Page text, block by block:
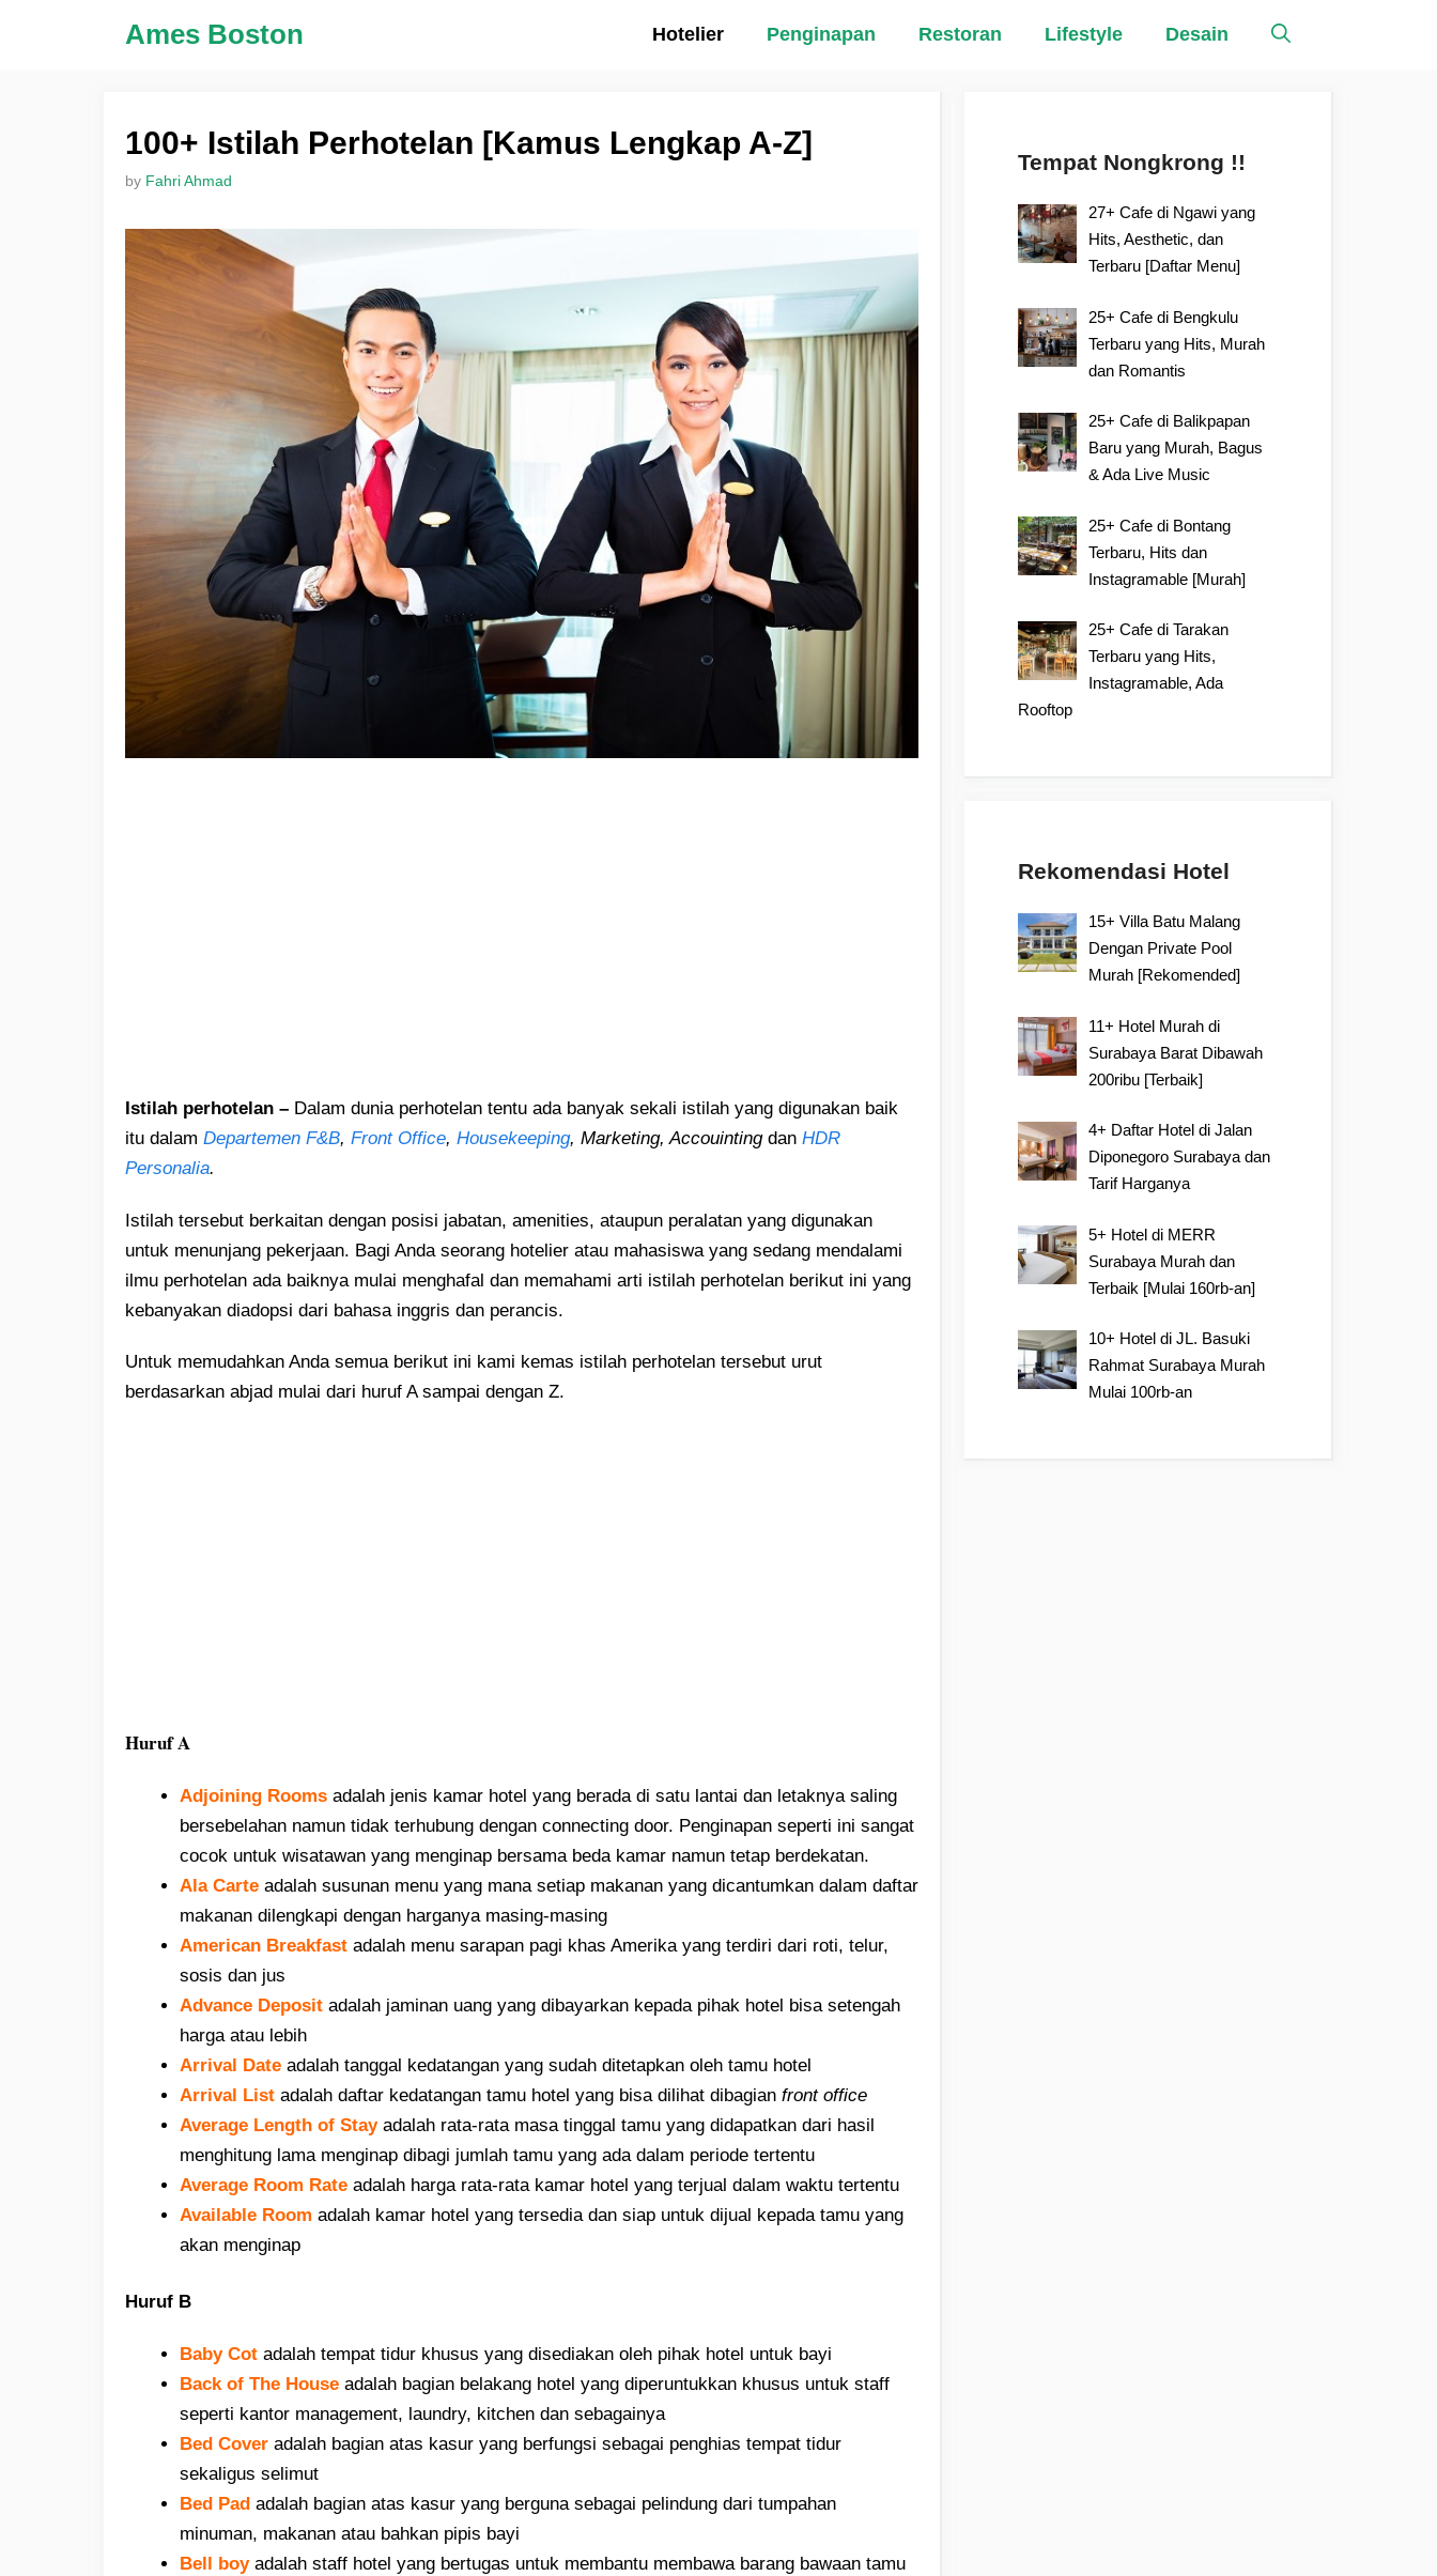
Ames Boston Hotelier Penginapan Restoran Lifestyle Desain
100+ Istilah Perhotelan [Kamus Lengkap A-Z]
by Fahri Ahmad
Istilah perhotelan – Dalam dunia perhotelan tentu ada banyak sekali istilah yang digunakan baik
itu dalam Departemen F&B, Front Office, Housekeeping, Marketing, Accouinting dan HDR
Personalia.
Istilah tersebut berkaitan dengan posisi jabatan, amenities, ataupun peralatan yang digunakan
untuk menunjang pekerjaan. Bagi Anda seorang hotelier atau mahasiswa yang sedang mendalami
ilmu perhotelan ada baiknya mulai menghafal dan memahami arti istilah perhotelan berikut ini yang
kebanyakan diadopsi dari bahasa inggris dan perancis.
Untuk memudahkan Anda semua berikut ini kami kemas istilah perhotelan tersebut urut
berdasarkan abjad mulai dari huruf A sampai dengan Z.
Huruf A
Adjoining Rooms adalah jenis kamar hotel yang berada di satu lantai dan letaknya saling
bersebelahan namun tidak terhubung dengan connecting door. Penginapan seperti ini sangat
cocok untuk wisatawan yang menginap bersama beda kamar namun tetap berdekatan.
Ala Carte adalah susunan menu yang mana setiap makanan yang dicantumkan dalam daftar
makanan dilengkapi dengan harganya masing-masing
American Breakfast adalah menu sarapan pagi khas Amerika yang terdiri dari roti, telur,
sosis dan jus
Advance Deposit adalah jaminan uang yang dibayarkan kepada pihak hotel bisa setengah
harga atau lebih
Arrival Date adalah tanggal kedatangan yang sudah ditetapkan oleh tamu hotel
Arrival List adalah daftar kedatangan tamu hotel yang bisa dilihat dibagian front office
Average Length of Stayadalah rata-rata masa tinggal tamu yang didapatkan dari hasil
menghitung lama menginap dibagi jumlah tamu yang ada dalam periode tertentu
Average Room Rate adalah harga rata-rata kamar hotel yang terjual dalam waktu tertentu
Available Room adalah kamar hotel yang tersedia dan siap untuk dijual kepada tamu yang
akan menginap
Huruf B
Baby Cot adalah tempat tidur khusus yang disediakan oleh pihak hotel untuk bayi
Back of The House adalah bagian belakang hotel yang diperuntukkan khusus untuk staff
seperti kantor management, laundry, kitchen dan sebagainya
Bed Cover adalah bagian atas kasur yang berfungsi sebagai penghias tempat tidur
sekaligus selimut
Bed Pad adalah bagian atas kasur yang berguna sebagai pelindung dari tumpahan
minuman, makanan atau bahkan pipis bayi
Bell boyadalah staff hotel yang bertugas untuk membantu membawa barang bawaan tamu
Tempat Nongkrong !!
27+ Cafe di Ngawi yang
Hits, Aesthetic, dan
Terbaru [Daftar Menu]
25+ Cafe di Bengkulu
Terbaru yang Hits, Murah
dan Romantis
25+ Cafe di Balikpapan
Baru yang Murah, Bagus
& Ada Live Music
25+ Cafe di Bontang
Terbaru, Hits dan
Instagramable [Murah]
25+ Cafe di Tarakan
Terbaru yang Hits,
Instagramable, Ada
Rooftop
Rekomendasi Hotel
15+ Villa Batu Malang
Dengan Private Pool
Murah [Rekomended]
11+ Hotel Murah di
Surabaya Barat Dibawah
200ribu [Terbaik]
4+ Daftar Hotel di Jalan
Diponegoro Surabaya dan
Tarif Harganya
5+ Hotel di MERR
Surabaya Murah dan
Terbaik [Mulai 160rb-an]
10+ Hotel di JL. Basuki
Rahmat Surabaya Murah
Mulai 100rb-an